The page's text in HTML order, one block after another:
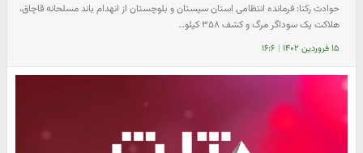
حوادث رکنا: فرمانده انتظامی استان سیستان و بلوچستان از انهدام باند مسلحانه قاچاق،
هلاکت یک سوداگر مرگ و کشف ۳۵۸ کیلو…
۱۵ فروردین ۱۴۰۲ | ۱۶:۶